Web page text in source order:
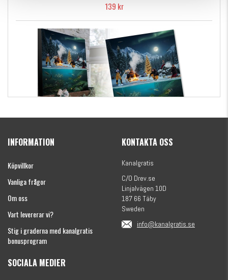
139 kr
(julkalender)
INFORMATION
Köpvillkor
Vanliga frågor
Om oss
Vart levererar vi?
Stig i graderna med kanalgratis
bonusprogram
KONTAKTA OSS
Kanalgratis
C/O Drev.se
Linjalvägen 10D
187 66 Täby
Sweden
info@kanalgratis.se
SOCIALA MEDIER